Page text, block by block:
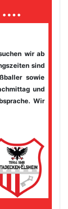
wir ab
sind
sowie
und
Wir